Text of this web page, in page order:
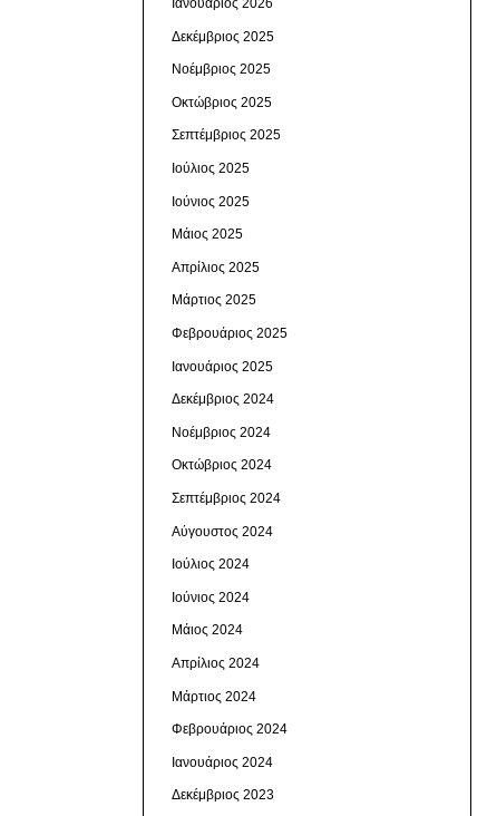
Ιανουάριος 2026
Δεκέμβριος 2025
Νοέμβριος 2025
Οκτώβριος 2025
Σεπτέμβριος 2025
Ιούλιος 2025
Ιούνιος 2025
Μάιος 2025
Απρίλιος 2025
Μάρτιος 2025
Φεβρουάριος 2025
Ιανουάριος 2025
Δεκέμβριος 2024
Νοέμβριος 2024
Οκτώβριος 2024
Σεπτέμβριος 2024
Αύγουστος 2024
Ιούλιος 2024
Ιούνιος 2024
Μάιος 2024
Απρίλιος 2024
Μάρτιος 2024
Φεβρουάριος 2024
Ιανουάριος 2024
Δεκέμβριος 2023